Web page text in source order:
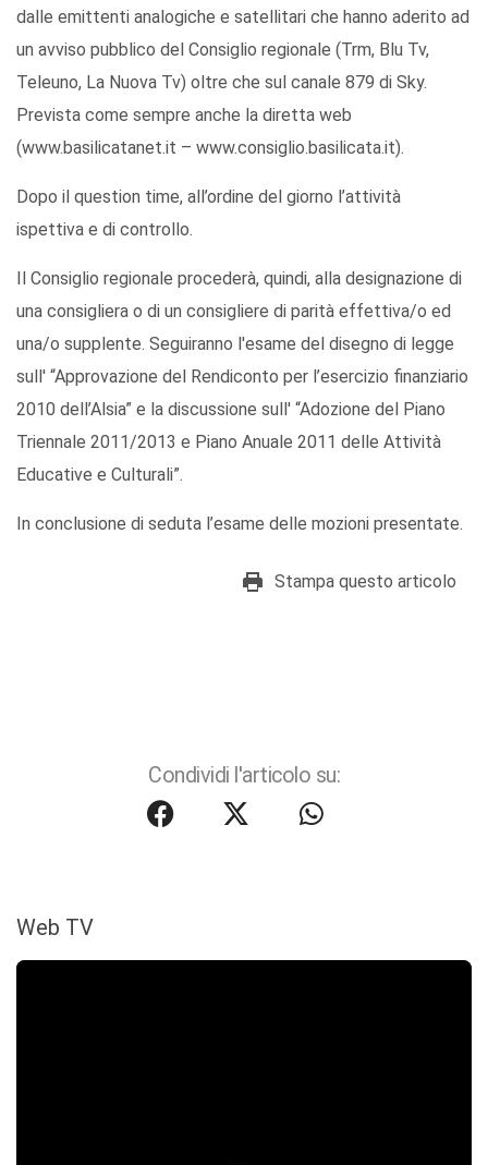
dalle emittenti analogiche e satellitari che hanno aderito ad
un avviso pubblico del Consiglio regionale (Trm, Blu Tv,
Teleuno, La Nuova Tv) oltre che sul canale 879 di Sky.
Prevista come sempre anche la diretta web
(www.basilicatanet.it – www.consiglio.basilicata.it).
Dopo il question time, all’ordine del giorno l’attività
ispettiva e di controllo.
Il Consiglio regionale procederà, quindi, alla designazione di
una consigliera o di un consigliere di parità effettiva/o ed
una/o supplente. Seguiranno l'esame del disegno di legge
sull' “Approvazione del Rendiconto per l’esercizio finanziario
2010 dell’Alsia” e la discussione sull' “Adozione del Piano
Triennale 2011/2013 e Piano Anuale 2011 delle Attività
Educative e Culturali”.
In conclusione di seduta l’esame delle mozioni presentate.
Stampa questo articolo
Condividi l'articolo su:
Web TV